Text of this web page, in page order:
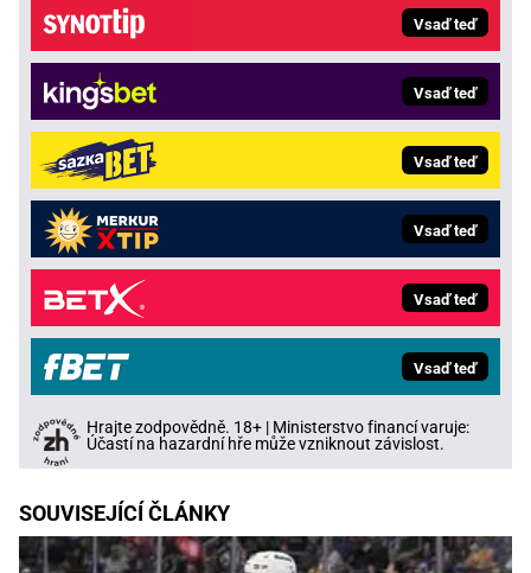
Vsaď teď
Vsaď teď
Vsaď teď
Vsaď teď
Vsaď teď
Vsaď teď
Hrajte zodpovědně. 18+ | Ministerstvo financí varuje:
Účastí na hazardní hře může vzniknout závislost.
SOUVISEJÍCÍ ČLÁNKY